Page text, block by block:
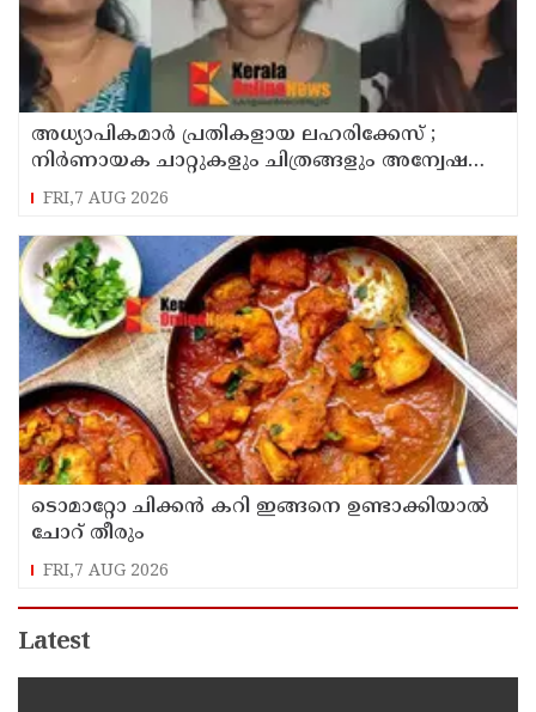
അധ്യാപികമാര്‍ പ്രതികളായ ലഹരിക്കേസ് ;
നിർണായക ചാറ്റുകളും ചിത്രങ്ങളും അന്വേഷണ
സംഘത്തിന്
FRI,7 AUG 2026
ടൊമാറ്റോ ചിക്കൻ കറി ഇങ്ങനെ ഉണ്ടാക്കിയാൽ
ചോറ് തീരും
FRI,7 AUG 2026
Latest